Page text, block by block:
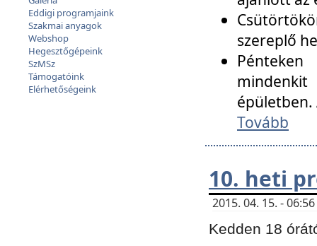
Eddigi programjaink
Szakmai anyagok
Webshop
Hegesztőgépeink
SzMSz
Támogatóink
Elérhetőségeink
szereplő
épületben.
Tovább
10. heti
2015. 04. 15. -
Kedden 18